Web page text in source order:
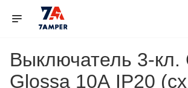
Выключатель 3-
Glossa 10А IP20